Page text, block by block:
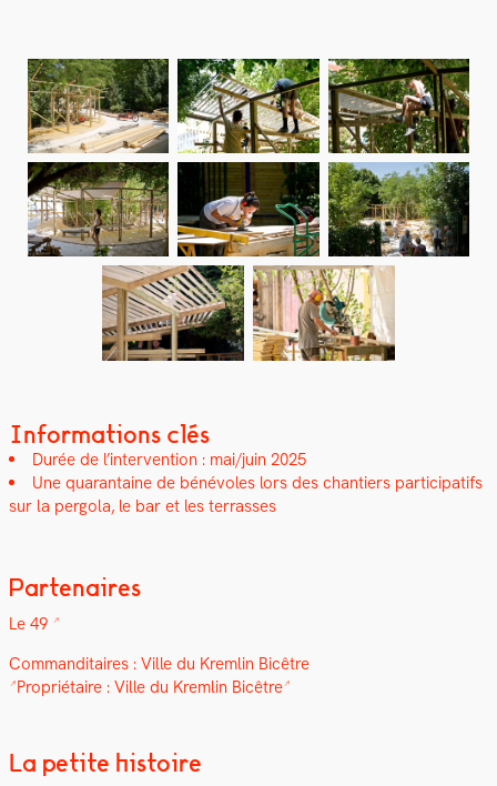
Informations clés
Durée de l’intervention : mai/juin 2025
Une quar­an­taine de bénév­oles lors des chantiers par­tic­i­pat­ifs
sur la per­go­la, le bar et les ter­rass­es
Partenaires
Le 49
Com­man­di­taires : Ville du Krem­lin Bicêtre
Pro­prié­taire : Ville du Krem­lin Bicêtre
La petite histoire